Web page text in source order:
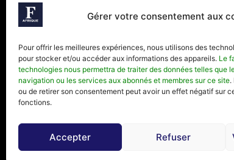
Gérer votre consentement aux
Pour offrir les meilleures expériences, nous utilisons des
pour stocker et/ou accéder aux informations des appareils. Le
technologies nous permettra de traiter des données telles que
navigation ou les services aux abonnés et membres sur ce site.
ou de retirer son consentement peut avoir un effet négatif sur
fonctions.
Accepter Refuser
Paris - France
Mail : contact@forbesafrique.com